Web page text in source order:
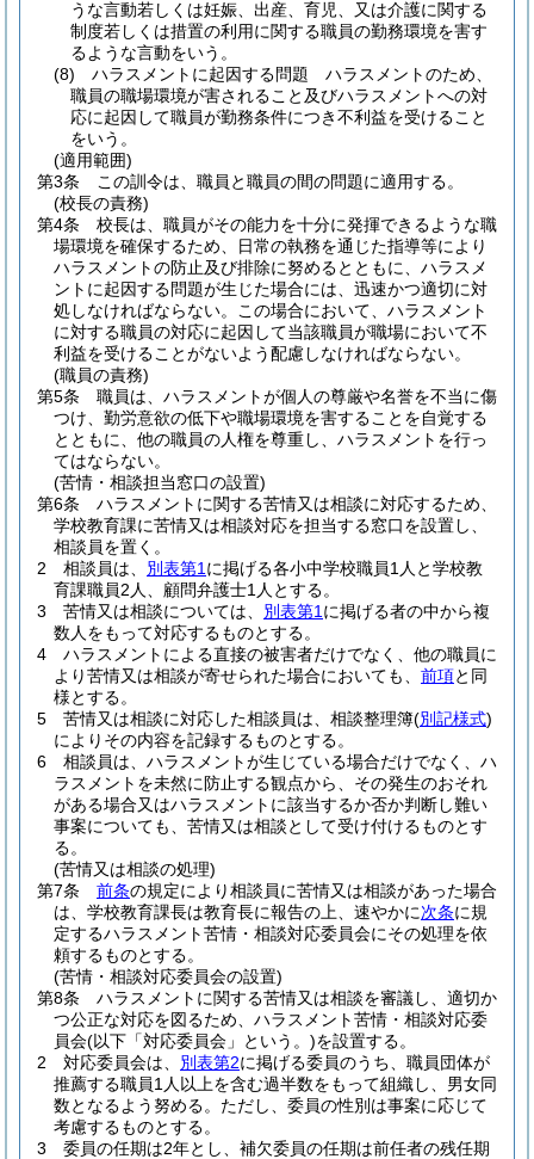
うな言動若しくは妊娠、出産、育児、又は介護に関する
制度若しくは措置の利用に関する職員の勤務環境を害す
るような言動をいう。
(8)
ハラスメントに起因する問題 ハラスメントのため、
職員の職場環境が害されること及びハラスメントへの対
応に起因して職員が勤務条件につき不利益を受けること
をいう。
(適用範囲)
第3条
この訓令は、職員と職員の間の問題に適用する。
(校長の責務)
第4条
校長は、職員がその能力を十分に発揮できるような職
場環境を確保するため、日常の執務を通じた指導等により
ハラスメントの防止及び排除に努めるとともに、ハラスメ
ントに起因する問題が生じた場合には、迅速かつ適切に対
処しなければならない。
この場合において、ハラスメント
に対する職員の対応に起因して当該職員が職場において不
利益を受けることがないよう配慮しなければならない。
(職員の責務)
第5条
職員は、ハラスメントが個人の尊厳や名誉を不当に傷
つけ、勤労意欲の低下や職場環境を害することを自覚する
とともに、他の職員の人権を尊重し、ハラスメントを行っ
てはならない。
(苦情・相談担当窓口の設置)
第6条
ハラスメントに関する苦情又は相談に対応するため、
学校教育課に苦情又は相談対応を担当する窓口を設置し、
相談員を置く。
2
相談員は、 別表第1 に掲げる各小中学校職員1人と学校教
育課職員2人、顧問弁護士1人とする。
3
苦情又は相談については、 別表第1 に掲げる者の中から複
数人をもって対応するものとする。
4
ハラスメントによる直接の被害者だけでなく、他の職員に
より苦情又は相談が寄せられた場合においても、 前項と同
様とする。
5
苦情又は相談に対応した相談員は、相談整理簿(別記様式)
によりその内容を記録するものとする。
6
相談員は、ハラスメントが生じている場合だけでなく、ハ
ラスメントを未然に防止する観点から、その発生のおそれ
がある場合又はハラスメントに該当するか否か判断し難い
事案についても、苦情又は相談として受け付けるものとす
る。
(苦情又は相談の処理)
第7条
前条の規定により相談員に苦情又は相談があった場合
は、学校教育課長は教育長に報告の上、速やかに次条に規
定するハラスメント苦情・相談対応委員会にその処理を依
頼するものとする。
(苦情・相談対応委員会の設置)
第8条
ハラスメントに関する苦情又は相談を審議し、適切か
つ公正な対応を図るため、ハラスメント苦情・相談対応委
員会(以下「対応委員会」という。)を設置する。
2
対応委員会は、 別表第2に掲げる委員のうち、職員団体が
推薦する職員1人以上を含む過半数をもって組織し、男女同
数となるよう努める。 ただし、委員の性別は事案に応じて
考慮するものとする。
3
委員の任期は2年とし、補欠委員の任期は前任者の残任期